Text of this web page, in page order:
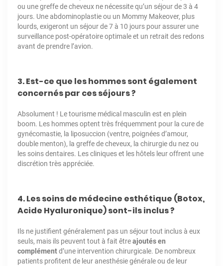
ou une greffe de cheveux ne nécessite qu’un séjour de 3 à 4
jours. Une abdominoplastie ou un Mommy Makeover, plus
lourds, exigeront un séjour de 7 à 10 jours pour assurer une
surveillance post-opératoire optimale et un retrait des redons
avant de prendre l’avion.
3. Est-ce que les hommes sont également
concernés par ces séjours ?
Absolument ! Le tourisme médical masculin est en plein
boom. Les hommes optent très fréquemment pour la cure de
gynécomastie, la liposuccion (ventre, poignées d’amour,
double menton), la greffe de cheveux, la chirurgie du nez ou
les soins dentaires. Les cliniques et les hôtels leur offrent une
discrétion très appréciée.
4. Les soins de médecine esthétique (Botox,
Acide Hyaluronique) sont-ils inclus ?
Ils ne justifient généralement pas un séjour tout inclus à eux
seuls, mais ils peuvent tout à fait êtreajoutés en
complémentd’une intervention chirurgicale. De nombreux
patients profitent de leur anesthésie générale ou de leur